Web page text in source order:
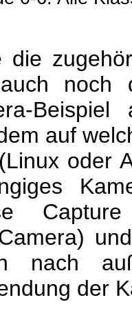
die
noch
auf
oder
nach
der